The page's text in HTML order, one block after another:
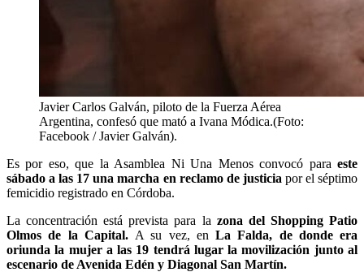
Javier Carlos Galván, piloto de la Fuerza Aérea
Argentina, confesó que mató a Ivana Módica.(Foto:
Facebook / Javier Galván).
Es por eso, que la Asamblea Ni Una Menos convocó para este
sábado a las 17 una marcha en reclamo de justicia por el séptimo
femicidio registrado en Córdoba.
La concentración está prevista para la zona del Shopping Patio
Olmos de la Capital.A su vez, en La Falda, de donde era
oriunda la mujer a las 19 tendrá lugar la movilización junto al
escenario de Avenida Edén y Diagonal San Martín.